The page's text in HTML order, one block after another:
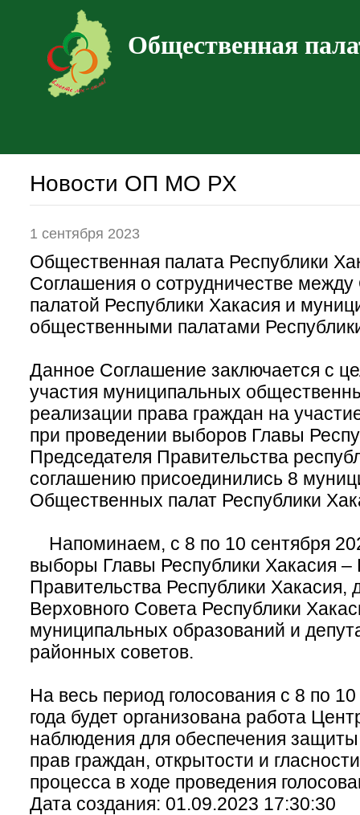
Общественная
Новости ОП МО РХ
1 сентября 2023
Общественная палата Республики
Соглашения о сотрудничестве
палатой Республики Хакасия и
общественными палатами
Данное Соглашение заключается с
участия муниципальных
реализации права граждан на
при проведении выборов Главы
Председателя Правительства
соглашению присоединились 8
Общественных палат Республики
Напоминаем, с 8 по 10 сентября
выборы Главы Республики Хакасия –
Правительства Республики Хакасия,
Верховного Совета Республики
муниципальных образований и
районных советов.
На весь период голосования с 8 по
года будет организована работа
наблюдения для обеспечения
прав граждан, открытости и
процесса в ходе проведения
Дата создания: 01.09.2023 17:30:30